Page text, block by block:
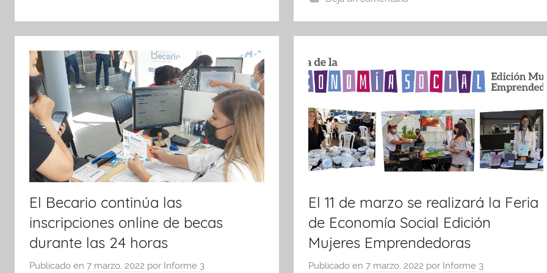
k
o
k
p
El Becario continúa las
inscripciones online de becas
durante las 24 horas
Publicado en 7 marzo, 2022 por Informe 3
El 11 de marzo se realizará la Feria
de Economía Social Edición
Mujeres Emprendedoras
Publicado en7 marzo, 2022 por Informe 3